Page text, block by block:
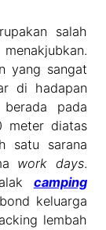
salah
yang sangat
di hadapan
pada
meter diatas
satu sarana
work days.
camping
keluarga
lembah